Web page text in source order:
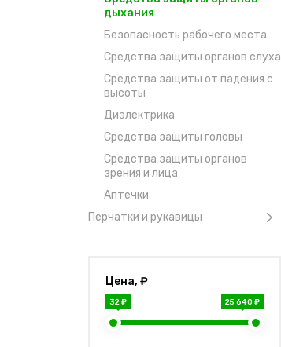
дыхания
Безопасность рабочего места
Средства защиты органов слуха
Средства защиты от падения с
высоты
Диэлектрика
Средства защиты головы
Средства защиты органов
зрения и лица
Аптечки
Перчатки и рукавицы
Цена, ₽
32 ₽ 25 640 ₽